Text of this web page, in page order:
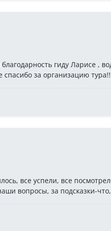
гиду Ларисе ,
за организацию
все успели, все
вопросы, за подсказки-что,